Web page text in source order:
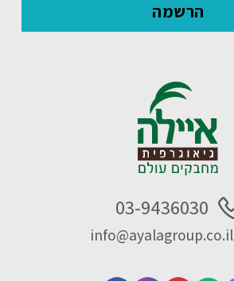
03-9436030
info@ayalagroup.co.il